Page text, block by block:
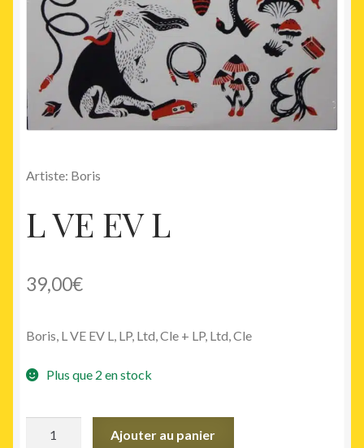
Artiste: Boris
L VE EV L
39,00€
Boris, L VE EV L, LP, Ltd, Cle + LP, Ltd, Cle
Plus que 2 en stock
Ajouter au panier